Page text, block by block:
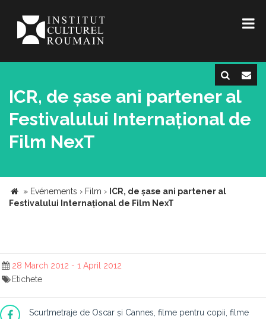
ICR, de șase ani partener al
Festivalului Internațional de
Film NexT
» Evénements › Film › ICR, de șase ani partener al
Festivalului Internațional de Film NexT
28 March 2012 - 1 April 2012
Etichete
Scurtmetraje de Oscar și Cannes, filme pentru copii, filme